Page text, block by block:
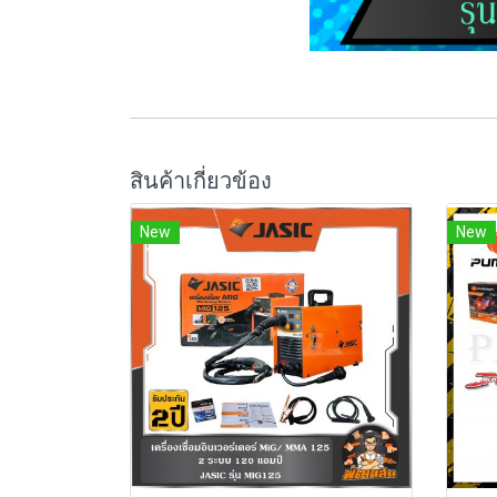
สินค้าเกี่ยวข้อง
New New